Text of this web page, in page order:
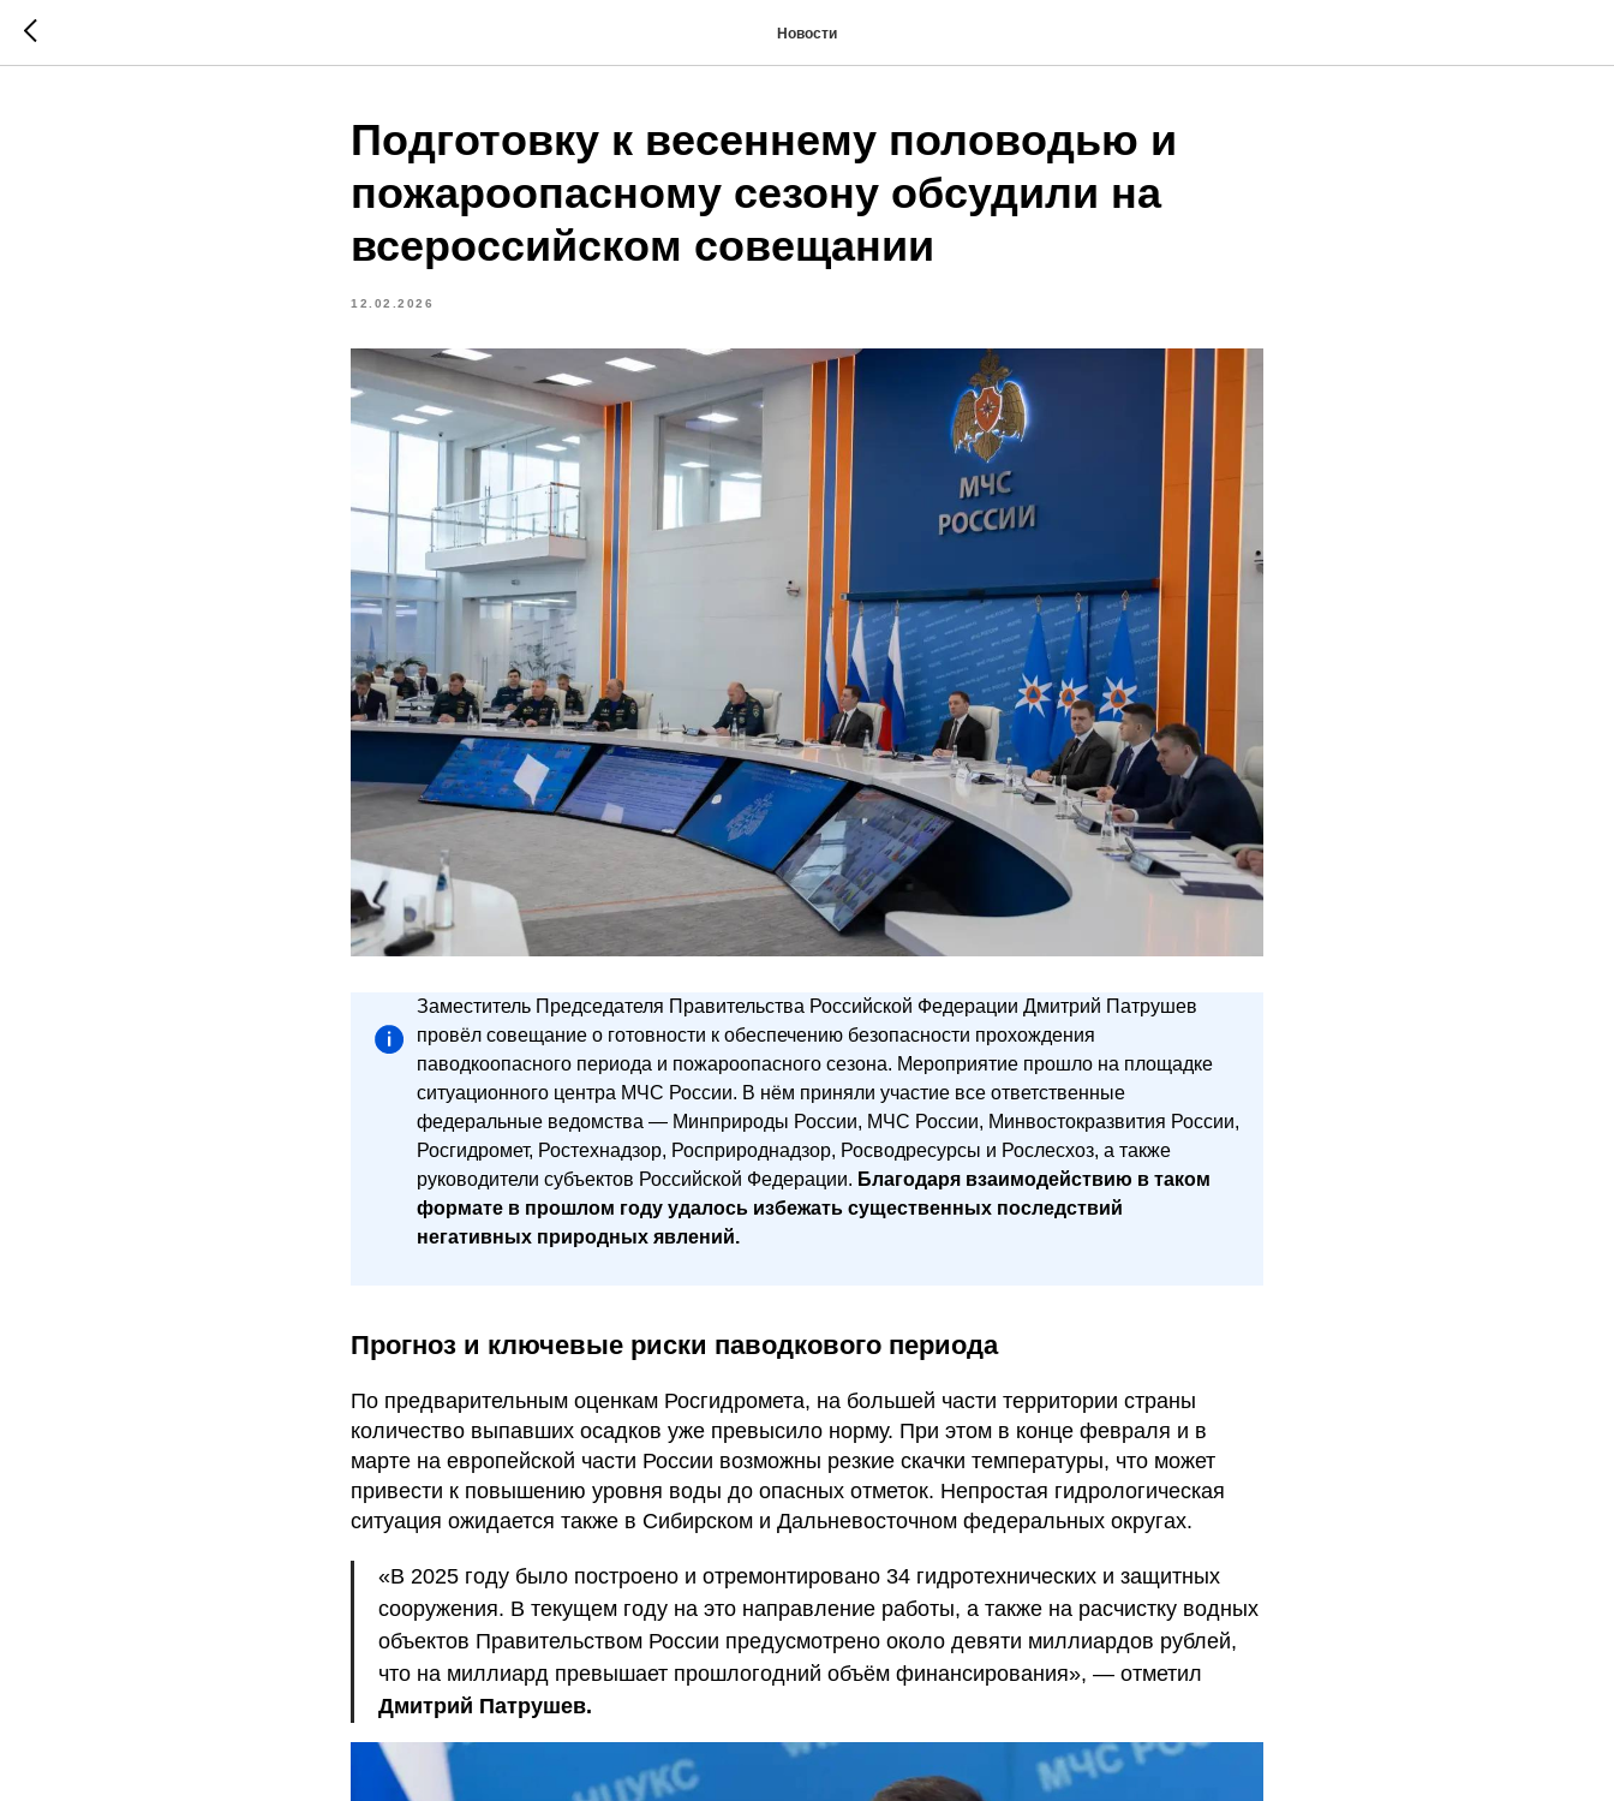
Новости
Подготовку к весеннему половодью и
пожароопасному сезону обсудили на
всероссийском совещании
12.02.2026
Заместитель Председателя Правительства Российской Федерации Дмитрий Патрушев
провёл совещание о готовности к обеспечению безопасности прохождения
паводкоопасного периода и пожароопасного сезона. Мероприятие прошло на площадке
ситуационного центра МЧС России. В нём приняли участие все ответственные
федеральные ведомства — Минприроды России, МЧС России, Минвостокразвития России,
Росгидромет, Ростехнадзор, Росприроднадзор, Росводресурсы и Рослесхоз, а также
руководители субъектов Российской Федерации. Благодаря взаимодействию в таком
формате в прошлом году удалось избежать существенных последствий
негативных природных явлений.
Прогноз и ключевые риски паводкового периода
По предварительным оценкам Росгидромета, на большей части территории страны
количество выпавших осадков уже превысило норму. При этом в конце февраля и в
марте на европейской части России возможны резкие скачки температуры, что может
привести к повышению уровня воды до опасных отметок. Непростая гидрологическая
ситуация ожидается также в Сибирском и Дальневосточном федеральных округах.
«В 2025 году было построено и отремонтировано 34 гидротехнических и защитных
сооружения. В текущем году на это направление работы, а также на расчистку водных
объектов Правительством России предусмотрено около девяти миллиардов рублей,
что на миллиард превышает прошлогодний объём финансирования», — отметил
Дмитрий Патрушев.